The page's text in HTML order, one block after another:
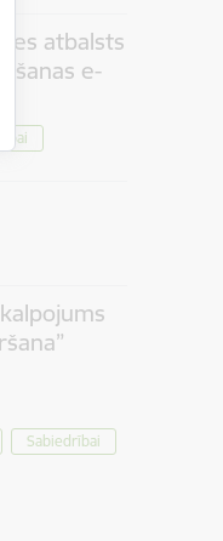
atbalsts
e-
Sabiedrībai